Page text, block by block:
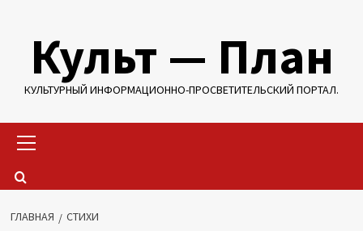
содержимому
Культ — План
КУЛЬТУРНЫЙ ИНФОРМАЦИОННО-ПРОСВЕТИТЕЛЬСКИЙ ПОРТАЛ.
меню
ГЛАВНАЯ СТИХИ